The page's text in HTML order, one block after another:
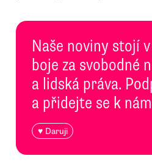
Naše noviny stojí
boje za svobodné
a lidská práva.
a přidejte se k
♥ Daruji